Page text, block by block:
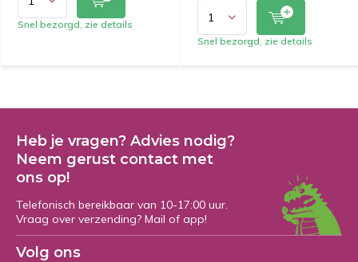
Snel bezorgd, zie details
Snel bezorgd, zie details
Heb je vragen? Advies nodig?
Neem gerust contact met
ons op!
Telefonisch bereikbaar van 10-17:00 uur.
Vraag over verzending? Mail of app!
Volg ons